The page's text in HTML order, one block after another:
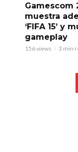
Gamescom
muestra
‘FIFA 15’ y
gameplay
156 views 3 min